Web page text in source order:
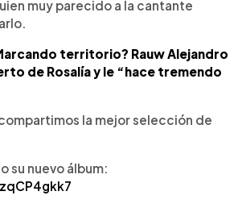
muy parecido a la cantante
territorio? Rauw Alejandro
de Rosalía y le “hace tremendo
la mejor selección de
su nuevo álbum: